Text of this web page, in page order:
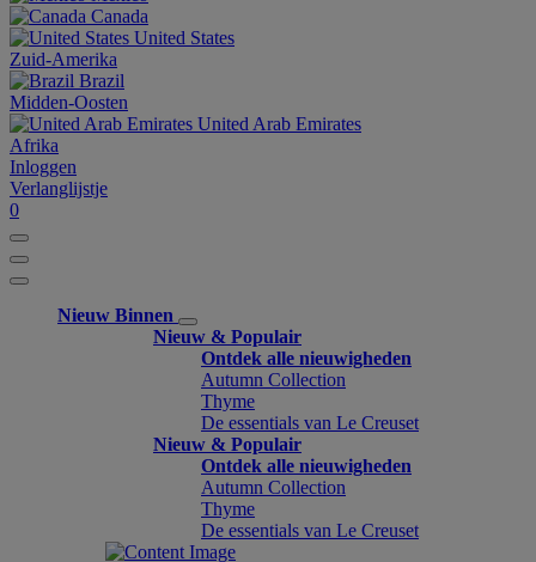
Canada
United States
Zuid-Amerika
Brazil
Midden-Oosten
United Arab Emirates
Afrika
Inloggen
Verlanglijstje
0
Nieuw Binnen
Nieuw & Populair
Ontdek alle nieuwigheden
Autumn Collection
Thyme
De essentials van Le Creuset
Nieuw & Populair
Ontdek alle nieuwigheden
Autumn Collection
Thyme
De essentials van Le Creuset